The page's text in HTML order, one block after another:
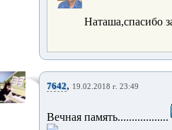
Наташа,спасибо
7642, 19.02.2018 г. 23:49
Вечная память..................